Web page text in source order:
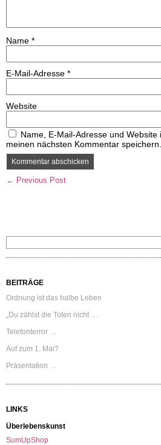
Name *
E-Mail-Adresse *
Website
Name, E-Mail-Adresse und
meinen nächsten Kommentar speichern.
← Previous Post
BEITRÄGE
Ordnung ist das halbe Leben
„Du zählst die Toten nicht …
Telefonterror …
Auf zum 1. Mai?
Präsentation …
LINKS
Überlebenskunst
SumUpShop